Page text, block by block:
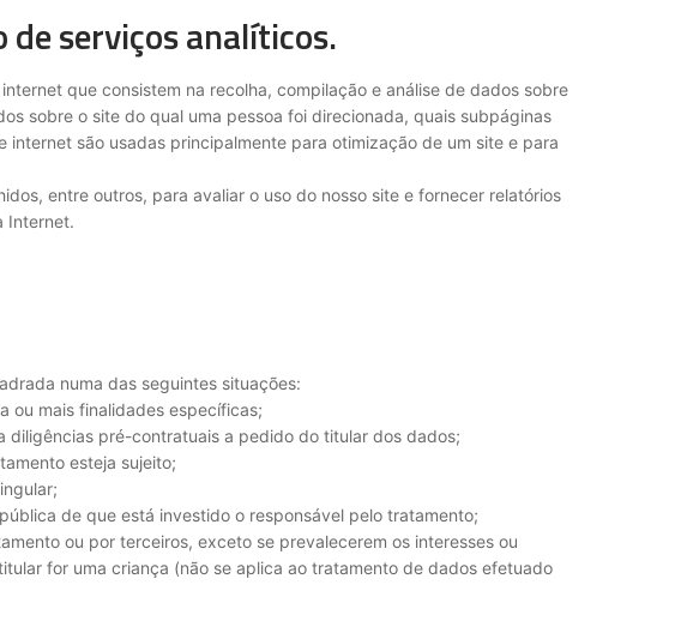
de serviços analíticos.
que consistem na recolha, compilação e análise de dados sobre
sobre o site do qual uma pessoa foi direcionada, quais subpáginas
são usadas principalmente para otimização de um site e para
entre outros, para avaliar o uso do nosso site e fornecer relatórios
Internet.
numa das seguintes situações:
ou mais finalidades específicas;
pré-contratuais a pedido do titular dos dados;
esteja sujeito;
de que está investido o responsável pelo tratamento;
ou por terceiros, exceto se prevalecerem os interesses ou
for uma criança (não se aplica ao tratamento de dados efetuado